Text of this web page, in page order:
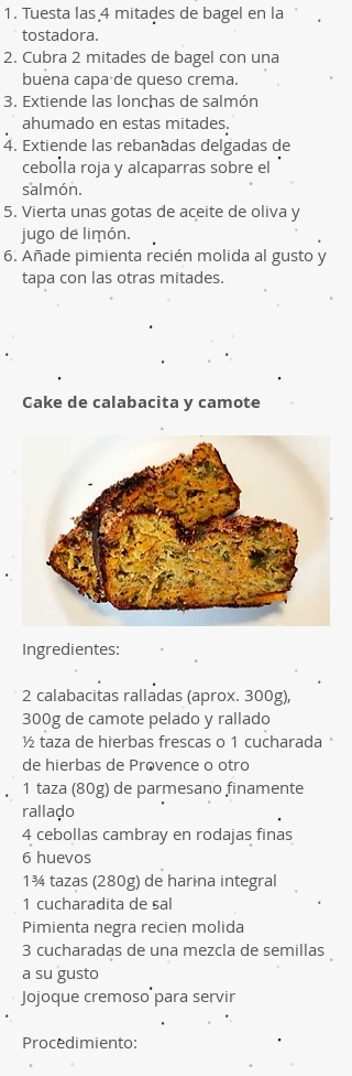
Tuesta las 4 mitades de bagel en la
tostadora.
Cubra 2 mitades de bagel con una
buena capa de queso crema.
Extiende las lonchas de salmón
ahumado en estas mitades.
Extiende las rebanadas delgadas de
cebolla roja y alcaparras sobre el
salmón.
Vierta unas gotas de aceite de oliva y
jugo de limón.
Añade pimienta recién molida al gusto y
tapa con las otras mitades.
Cake de calabacita y camote
Ingredientes:
2 calabacitas ralladas (aprox. 300g),
300g de camote pelado y rallado
½ taza de hierbas frescas o 1 cucharada
de hierbas de Provence o otro
1 taza (80g) de parmesano finamente
rallado
4 cebollas cambray en rodajas finas
6 huevos
1¾ tazas (280g) de harina integral
1 cucharadita de sal
Pimienta negra recien molida
3 cucharadas de una mezcla de semillas
a su gusto
Jojoque cremoso para servir
Procedimiento: